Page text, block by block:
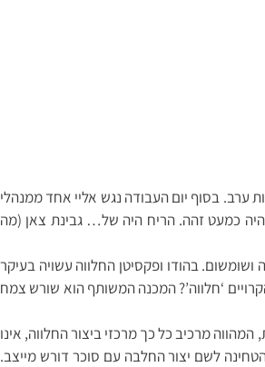
בסוף יום העבודה נגש אליי אחד ממנהלי
כמעט זהה. הריח היה של… גבינת צאן (מה
בהודו ופקסיטן החלווה עשויה בעיקר
‘חלווה’? המכנה המשותף הוא שורש צמח
מרכיב כל כך מרכזי ביצור החלווה, אינו
לשם יצור החלבה עם סוכר דורש מייצב.